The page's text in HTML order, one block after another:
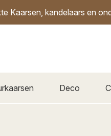
Kaarsen, kandelaars en
Deco